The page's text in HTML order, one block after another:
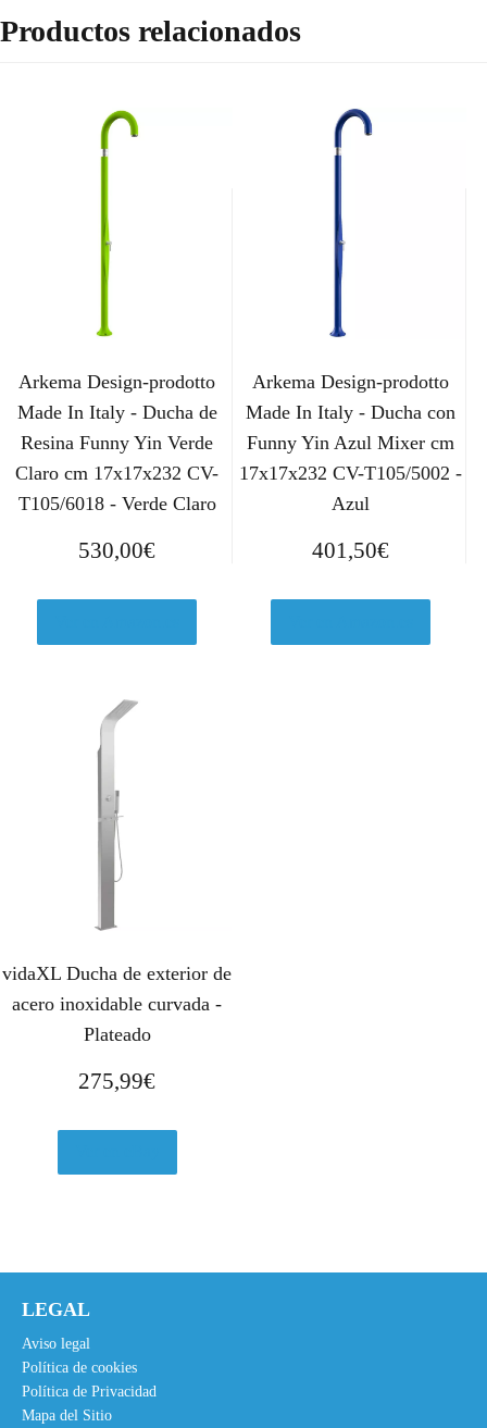
Productos relacionados
Arkema Design-prodotto
Made In Italy - Ducha de
Resina Funny Yin Verde
Claro cm 17x17x232 CV-
T105/6018 - Verde Claro
530,00€
Arkema Design-prodotto
Made In Italy - Ducha con
Funny Yin Azul Mixer cm
17x17x232 CV-T105/5002 -
Azul
401,50€
vidaXL Ducha de exterior de
acero inoxidable curvada -
Plateado
275,99€
LEGAL
Aviso legal
Política de cookies
Política de Privacidad
Mapa del Sitio